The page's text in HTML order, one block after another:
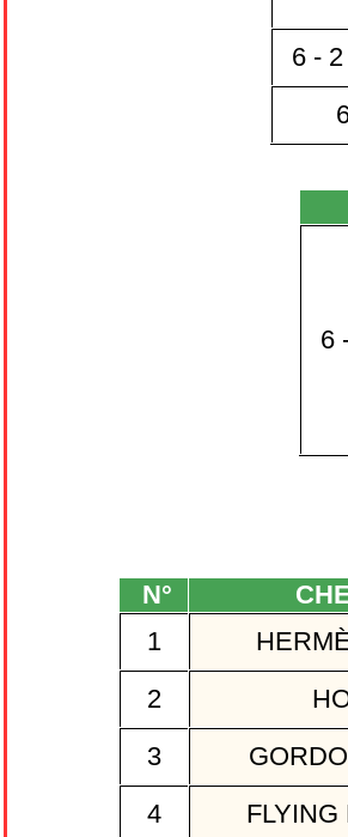
6 -
6
N°
1
2
3
4